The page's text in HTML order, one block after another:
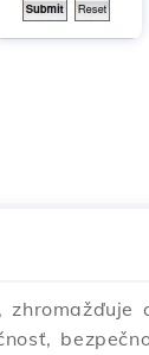
zhromažďuje